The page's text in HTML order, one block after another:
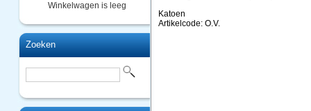
Winkelwagen is leeg
Zoeken
Katoen
Artikelcode: O.V.